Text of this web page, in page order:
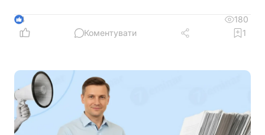
4
180
Коментувати
1